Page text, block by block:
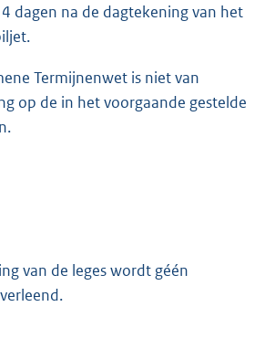
dagen na de dagtekening van het
Termijnenwet is niet van
op de in het voorgaande gestelde
van de leges wordt géén